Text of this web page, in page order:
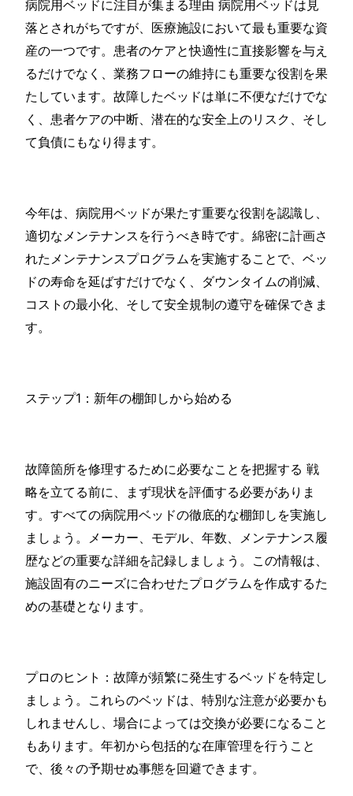
病院用ベッドに注目が集まる理由 病院用ベッドは見
落とされがちですが、医療施設において最も重要な資
産の一つです。患者のケアと快適性に直接影響を与え
るだけでなく、業務フローの維持にも重要な役割を果
たしています。故障したベッドは単に不便なだけでな
く、患者ケアの中断、潜在的な安全上のリスク、そし
て負債にもなり得ます。
今年は、病院用ベッドが果たす重要な役割を認識し、
適切なメンテナンスを行うべき時です。綿密に計画さ
れたメンテナンスプログラムを実施することで、ベッ
ドの寿命を延ばすだけでなく、ダウンタイムの削減、
コストの最小化、そして安全規制の遵守を確保できま
す。
ステップ1：新年の棚卸しから始める
故障箇所を修理するために必要なことを把握する 戦
略を立てる前に、まず現状を評価する必要がありま
す。すべての病院用ベッドの徹底的な棚卸しを実施し
ましょう。メーカー、モデル、年数、メンテナンス履
歴などの重要な詳細を記録しましょう。この情報は、
施設固有のニーズに合わせたプログラムを作成するた
めの基礎となります。
プロのヒント：故障が頻繁に発生するベッドを特定し
ましょう。これらのベッドは、特別な注意が必要かも
しれませんし、場合によっては交換が必要になること
もあります。年初から包括的な在庫管理を行うこと
で、後々の予期せぬ事態を回避できます。